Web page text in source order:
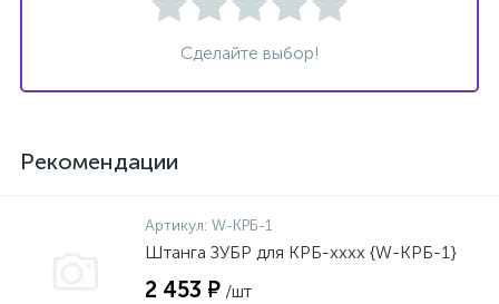
Сделайте выбор!
Рекомендации
Артикул: W-КРБ-1
Штанга ЗУБР для КРБ-хххх {W-КРБ-1}
2 453 ₽ /шт